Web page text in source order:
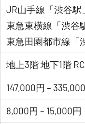
JR山手線「渋谷駅
東急東横線「渋谷
東急田園都市線「
地上3階 地下1階
147,000円 –
8,000円 – 15,000円